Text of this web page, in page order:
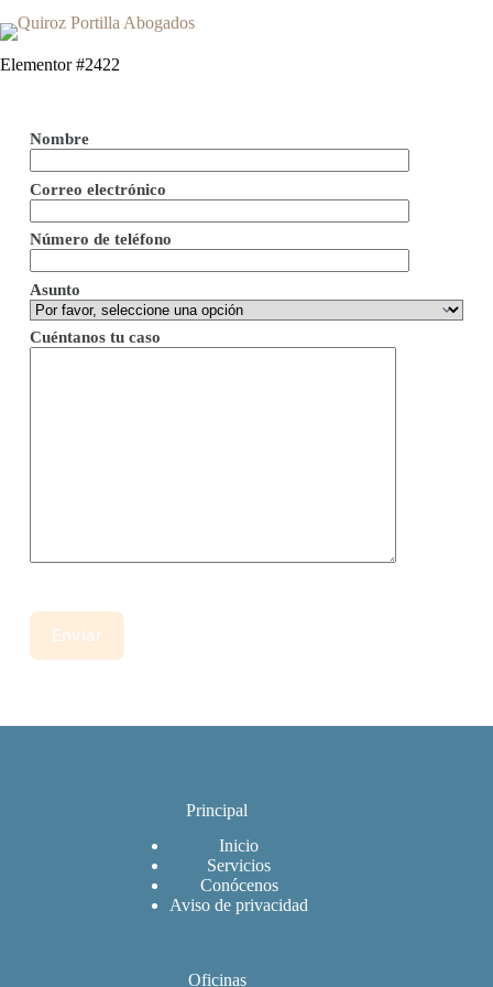
Elementor #2422
Nombre
Correo electrónico
Número de teléfono
Asunto
Cuéntanos tu caso
Principal
Inicio
Servicios
Conócenos
Aviso de privacidad
Oficinas